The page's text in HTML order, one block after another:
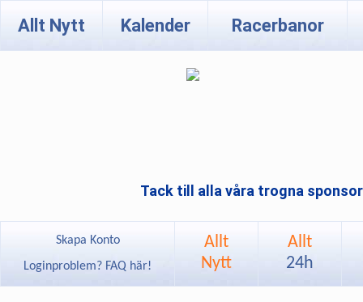
Allt Nytt Kalender Racerbanor
Tack till alla våra trogna
Skapa Konto
Loginproblem? FAQ här!
Allt
Nytt
Allt
24h